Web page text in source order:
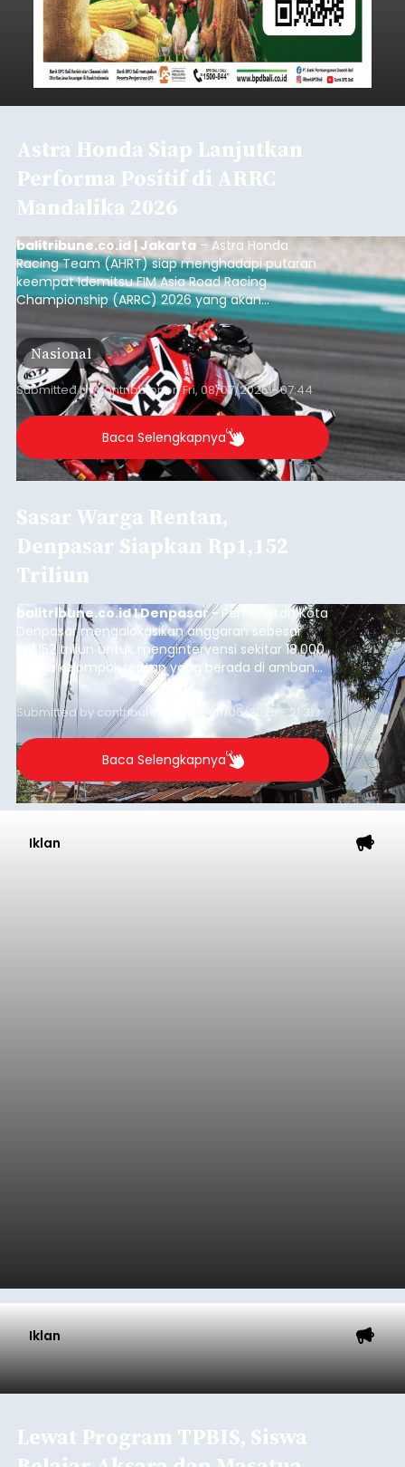
Astra Honda Siap Lanjutkan
Performa Positif di ARRC
Mandalika 2026
balitribune.co.id | Jakarta – Astra Honda
Racing Team (AHRT) siap menghadapi putaran
keempat Idemitsu FIM Asia Road Racing
Championship (ARRC) 2026 yang akan
berlangsung di Pertamina Mandalika
International Circuit, Lombok, Nusa Tenggara
Barat, pada 7–9 Agustus 2026.
Nasional
Submitted bycontributoronFri, 08/07/2026 - 07:44
Baca Selengkapnya
Sasar Warga Rentan,
Denpasar Siapkan Rp1,152
Triliun
balitribune.co.id I Denpasar - Pemerintah Kota
Denpasar mengalokasikan anggaran sebesar
Rp1,152 triliun untuk mengintervensi sekitar 18.000
warga kelompok rentan yang berada di ambang
garis kemiskinan. Langkah strategis ini diambil
guna menjaga masyarakat yang berada pada
kelompok desil 5 dan 6 tersebut agar tidak
merosot ke kategori miskin.
Submitted by contributor Thu, 08/06/2026 - 21:31
Baca Selengkapnya
Iklan
Iklan
Lewat Program TPBIS, Siswa